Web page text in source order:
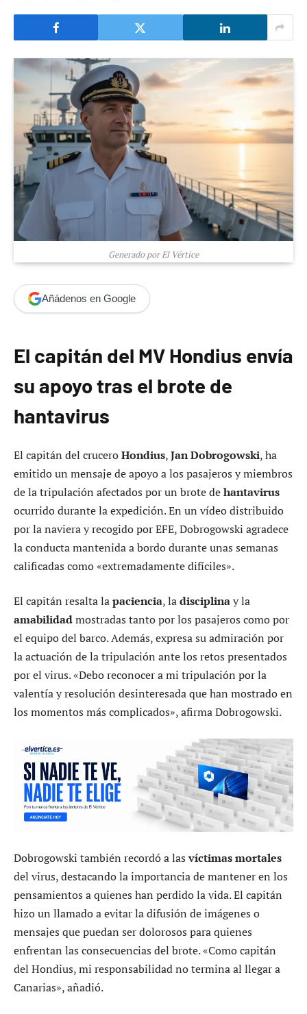
Generado por El Vértice
Añádenos en Google
El capitán del MV Hondius envía
su apoyo tras el brote de
hantavirus
El capitán del cruceroHondius,Jan Dobrogowski, ha
emitido un mensaje de apoyo a los pasajeros y miembros
de la tripulación afectados por un brote dehantavirus
ocurrido durante la expedición. En un vídeo distribuido
por la naviera y recogido por EFE, Dobrogowski agradece
la conducta mantenida a bordo durante unas semanas
calificadas como «extremadamente difíciles».
El capitán resalta lapaciencia, ladisciplinay la
amabilidadmostradas tanto por los pasajeros como por
el equipo del barco. Además, expresa su admiración por
la actuación de la tripulación ante los retos presentados
por el virus. «Debo reconocer a mi tripulación por la
valentía y resolución desinteresada que han mostrado en
los momentos más complicados», afirma Dobrogowski.
Dobrogowski también recordó a lasvíctimas mortales
del virus, destacando la importancia de mantener en los
pensamientos a quienes han perdido la vida. El capitán
hizo un llamado a evitar la difusión de imágenes o
mensajes que puedan ser dolorosos para quienes
enfrentan las consecuencias del brote. «Como capitán
del Hondius, mi responsabilidad no termina al llegar a
Canarias», añadió.